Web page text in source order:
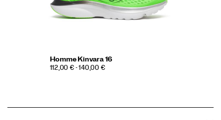
Homme Kinvara 16
112,00 € - 140,00 €